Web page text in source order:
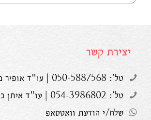
יצירת קשר
טל': 050-5887568 | עו"ד אופיר מזר
טל': 054-3986802 | עו"ד איתן כבריאן
שלח/י הודעת וואטסאפ